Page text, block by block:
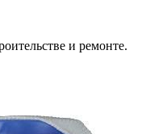
и ремонте.